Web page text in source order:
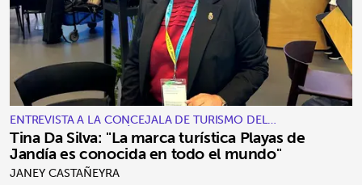
ENTREVISTA A LA CONCEJALA DE TURISMO DEL
AYUNTAMIENTO DE PÁJARA
Tina Da Silva: "La marca turística Playas de
Jandía es conocida en todo el mundo"
JANEY CASTAÑEYRA